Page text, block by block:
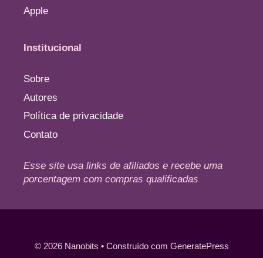
Apple
Institucional
Sobre
Autores
Política de privacidade
Contato
Esse site usa links de afiliados e recebe uma
porcentagem com compras qualificadas
© 2026 Nanobits • Construído com GeneratePress